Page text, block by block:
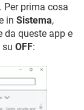
Per prima cosa
in Sistema,
da queste app e
su OFF: